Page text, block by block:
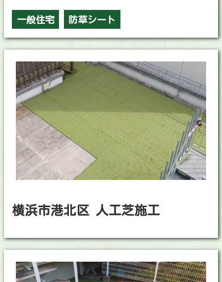
一般住宅 防草シート
横浜市港北区 人工芝施工